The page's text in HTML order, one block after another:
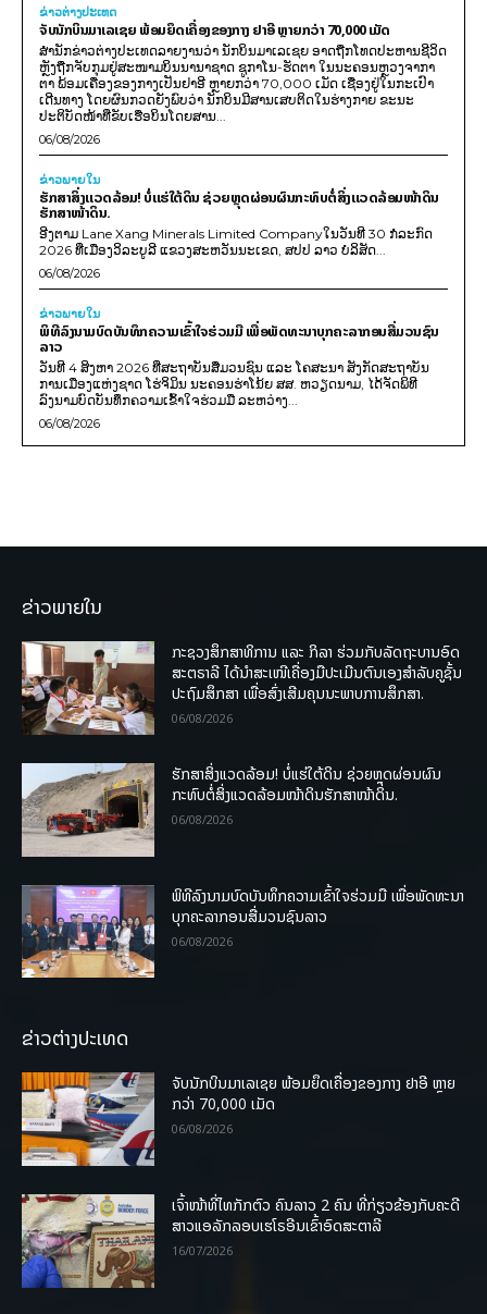
ຂ່າວຕ່າງປະເທດ
ຈັບນັກບິນມາເລເຊຍ ພ້ອມຍຶດເຄື່ອງຂອງກາງ ຢາອີ ຫຼາຍກວ່າ 70,000 ເມັດ
ສຳນັກຂ່າວຕ່າງປະເທດລາຍງານວ່າ ນັກບິນມາເລເຊຍ ອາດຖືກໂທດປະຫານຊີວິດ
ຫຼັງຖືກຈັບກຸມຢູ່ສະໜາມບິນນານາຊາດ ຊູກາໂນ-ຮັດຕາ ໃນນະຄອນຫຼວງຈາກາ
ຕາ ພ້ອມເຄື່ອງຂອງກາງເປັນຢາອີ ຫຼາຍກວ່າ 70,000 ເມັດ ເຊື່ອງຢູ່ໃນກະເປົາ
ເດີນທາງ ໂດຍຜົນກວດຍັງພົບວ່າ ນັກບິນມີສານເສບຕິດໃນຮ່າງກາຍ ຂະນະ
ປະຕິບັດໜ້າທີ່ຂັບເຮືອບິນໂດຍສານ...
06/08/2026
ຂ່າວພາຍ​ໃນ
ຮັກສາສິ່ງແວດລ້ອມ! ບໍ່ແຮ່ໃຕ້ດິນ ຊ່ວຍຫຼຸດຜ່ອນຜົນກະທົບຕໍ່ສິ່ງແວດລ້ອມໜ້າດິນ
ຮັກສາໜ້າດິນ.
ອີງຕາມ Lane Xang Minerals Limited Companyໃນວັນທີ 30 ກໍລະກົດ
2026 ທີ່ເມືອງວິລະບູລີ ແຂວງສະຫວັນນະເຂດ, ສປປ ລາວ ບໍລິສັດ...
06/08/2026
ຂ່າວພາຍ​ໃນ
ພິທີລົງນາມບົດບັນທຶກຄວາມເຂົ້າໃຈຮ່ວມມື ເພື່ອພັດທະນາບຸກຄະລາກອນສື່ມວນຊົນ
ລາວ
ວັນທີ 4 ສິງຫາ 2026 ທີ່ສະຖາບັນສື່ມວນຊົນ ແລະ ໂຄສະນາ ສັງກັດສະຖາບັນ
ການເມືອງແຫ່ງຊາດ ໂຮ່ຈິມິນ ນະຄອນຮ່າໂນ້ຍ ສສ. ຫວຽດນາມ, ໄດ້ຈັດພິທີ
ລົງນາມບົດບັນທຶກຄວາມເຂົ້າໃຈຮ່ວມມື ລະຫວ່າງ...
06/08/2026
ຂ່າວພາຍໃນ
ກະຊວງສຶກສາທິການ ແລະ ກິລາ ຮ່ວມກັບລັດຖະບານອົດ
ສະຕຣາລີ ໄດ້ນຳສະເໜີເຄື່ອງມືປະເມີນຕົນເອງສຳລັບຄູຊັ້ນ
ປະຖົມສຶກສາ ເພື່ອສົ່ງເສີມຄຸນນະພາບການສຶກສາ.
06/08/2026
ຮັກສາສິ່ງແວດລ້ອມ! ບໍ່ແຮ່ໃຕ້ດິນ ຊ່ວຍຫຼຸດຜ່ອນຜົນ
ກະທົບຕໍ່ສິ່ງແວດລ້ອມໜ້າດິນຮັກສາໜ້າດິນ.
06/08/2026
ພິທີລົງນາມບົດບັນທຶກຄວາມເຂົ້າໃຈຮ່ວມມື ເພື່ອພັດທະນາ
ບຸກຄະລາກອນສື່ມວນຊົນລາວ
06/08/2026
ຂ່າວຕ່າງປະເທດ
ຈັບນັກບິນມາເລເຊຍ ພ້ອມຍຶດເຄື່ອງຂອງກາງ ຢາອີ ຫຼາຍ
ກວ່າ 70,000 ເມັດ
06/08/2026
ເຈົ້າໜ້າທີ່ໄທກັກຕົວ ຄົນລາວ 2 ຄົນ ທີ່ກ່ຽວຂ້ອງກັບຄະດີ
ສາວແອລັກລອບເຮໂຣອີນເຂົ້າອົດສະຕາລີ
16/07/2026